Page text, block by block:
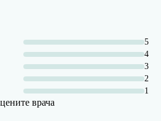
5
4
3
2
1
врача